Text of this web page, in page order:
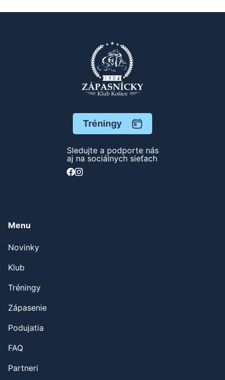
Tréningy
Sledujte a podporte nás
aj na sociálnych sieťach
Menu
Novinky
Klub
Tréningy
Zápasenie
Podujatia
FAQ
Partneri